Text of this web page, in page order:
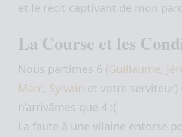
et le récit captivant de mon
La Course et les
Nous partîmes 6 (Guillaume,
Marc, Sylvain et votre serviteur)
n’arrivâmes que 4 :(
La faute à une vilaine entorse